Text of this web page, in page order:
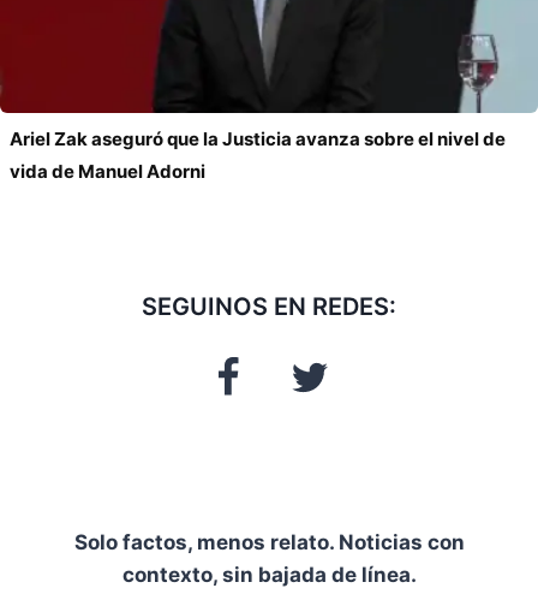
Ariel Zak aseguró que la Justicia avanza sobre el nivel de
vida de Manuel Adorni
SEGUINOS EN REDES:
Solo factos, menos relato. Noticias con
contexto, sin bajada de línea.